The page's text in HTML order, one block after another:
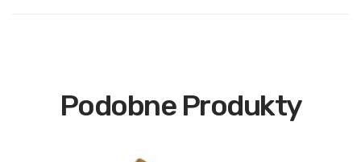
Podobne Produkty